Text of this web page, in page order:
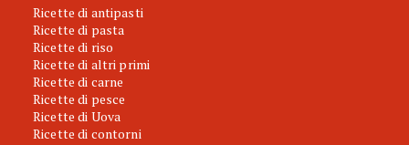
Ricette di antipasti
Ricette di pasta
Ricette di riso
Ricette di altri primi
Ricette di carne
Ricette di pesce
Ricette di Uova
Ricette di contorni